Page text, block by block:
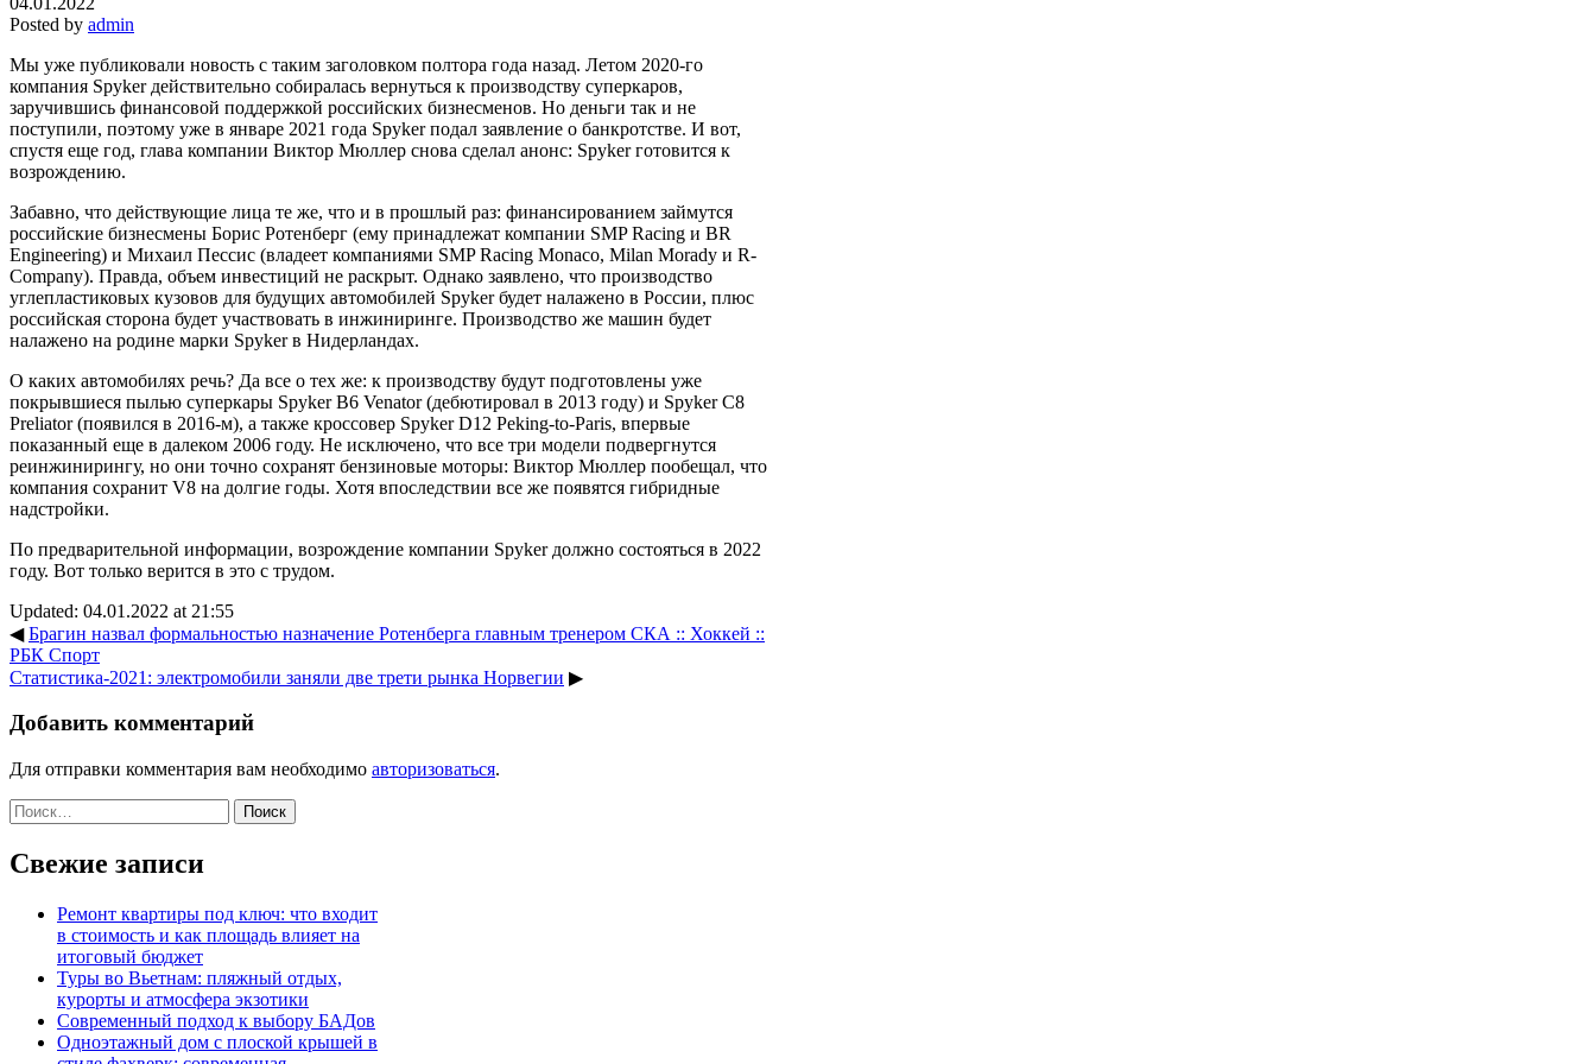
Posted by admin
Мы уже публиковали новость с таким заголовком полтора года назад. Летом 2020-го
компания Spyker действительно собиралась вернуться к производству суперкаров,
заручившись финансовой поддержкой российских бизнесменов. Но деньги так и не
поступили, поэтому уже в январе 2021 года Spyker подал заявление о банкротстве. И вот,
спустя еще год, глава компании Виктор Мюллер снова сделал анонс: Spyker готовится к
возрождению.
Забавно, что действующие лица те же, что и в прошлый раз: финансированием займутся
российские бизнесмены Борис Ротенберг (ему принадлежат компании SMP Racing и BR
Engineering) и Михаил Пессис (владеет компаниями SMP Racing Monaco, Milan Morady и R-
Company). Правда, объем инвестиций не раскрыт. Однако заявлено, что производство
углепластиковых кузовов для будущих автомобилей Spyker будет налажено в России, плюс
российская сторона будет участвовать в инжиниринге. Производство же машин будет
налажено на родине марки Spyker в Нидерландах.
О каких автомобилях речь? Да все о тех же: к производству будут подготовлены уже
покрывшиеся пылью суперкары Spyker B6 Venator (дебютировал в 2013 году) и Spyker C8
Preliator (появился в 2016-м), а также кроссовер Spyker D12 Peking-to-Paris, впервые
показанный еще в далеком 2006 году. Не исключено, что все три модели подвергнутся
реинжинирингу, но они точно сохранят бензиновые моторы: Виктор Мюллер пообещал, что
компания сохранит V8 на долгие годы. Хотя впоследствии все же появятся гибридные
надстройки.
По предварительной информации, возрождение компании Spyker должно состояться в 2022
году. Вот только верится в это с трудом.
Updated: 04.01.2022 at 21:55
◀Брагин назвал формальностью назначение Ротенберга главным тренером СКА :: Хоккей ::
РБК Спорт
Статистика-2021: электромобили заняли две трети рынка Норвегии ▶
Добавить комментарий
Для отправки комментария вам необходимо авторизоваться.
Найти:
Свежие записи
Ремонт квартиры под ключ: что входит
в стоимость и как площадь влияет на
итоговый бюджет
Туры во Вьетнам: пляжный отдых,
курорты и атмосфера экзотики
Современный подход к выбору БАДов
Одноэтажный дом с плоской крышей в